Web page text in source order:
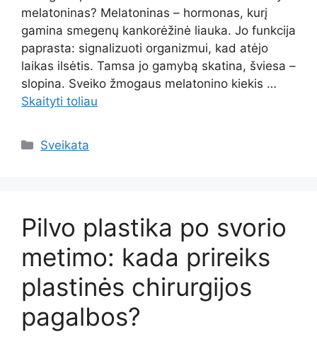
melatoninas? Melatoninas – hormonas, kurį
gamina smegenų kankorėžinė liauka. Jo funkcija
paprasta: signalizuoti organizmui, kad atėjo
laikas ilsėtis. Tamsa jo gamybą skatina, šviesa –
slopina. Sveiko žmogaus melatonino kiekis …
Skaityti toliau
Kategorijos
Sveikata
Pilvo plastika po svorio
metimo: kada prireiks
plastinės chirurgijos
pagalbos?